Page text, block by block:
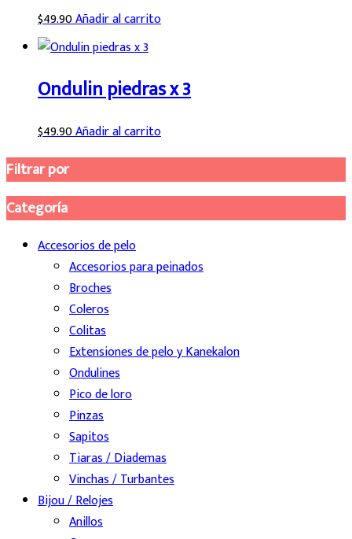
$49.90Añadir al carrito
Ondulin piedras x 3
$49.90Añadir al carrito
Filtrar por
Categoría
Accesorios de pelo
Accesorios para peinados
Broches
Coleros
Colitas
Extensiones de pelo y Kanekalon
Ondulines
Pico de loro
Pinzas
Sapitos
Tiaras / Diademas
Vinchas / Turbantes
Bijou / Relojes
Anillos